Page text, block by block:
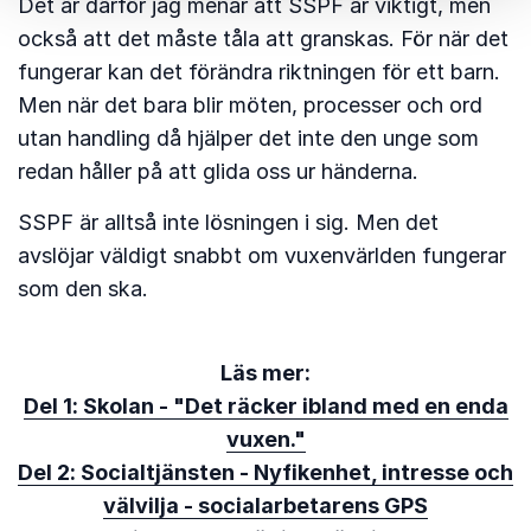
också att det måste tåla att granskas. För när det
fungerar kan det förändra riktningen för ett barn.
Men när det bara blir möten, processer och ord
utan handling då hjälper det inte den unge som
redan håller på att glida oss ur händerna.
SSPF är alltså inte lösningen i sig. Men det
avslöjar väldigt snabbt om vuxenvärlden fungerar
som den ska.
Läs mer:
Del 1: Skolan - "Det räcker ibland med en enda
vuxen."
Del 2: Socialtjänsten - Nyfikenhet, intresse och
välvilja - socialarbetarens GPS